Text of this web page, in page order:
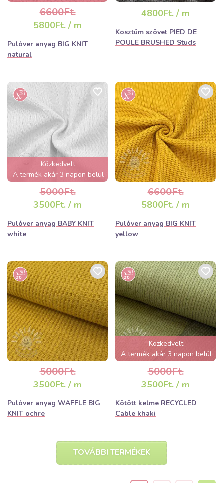
elfogyhat!
6600Ft.
5800Ft. / m
Pulóver anyag BIG KNIT
natural
4800Ft. / m
Kosztüm szövet PIED DE
POULE BRUSHED Studs
Közkedvelt
A termék akár 3 napon belül
elfogyhat!
5000Ft.
3500Ft. / m
Pulóver anyag BABY KNIT
white
6600Ft.
5800Ft. / m
Pulóver anyag BIG KNIT
yellow
5000Ft.
3500Ft. / m
Pulóver anyag WAFFLE BIG
KNIT ochre
Közkedvelt
A termék akár 3 napon belül
elfogyhat!
5000Ft.
3500Ft. / m
Kötött kelme RECYCLED
Cable khaki
TOVÁBBI TERMÉKEK